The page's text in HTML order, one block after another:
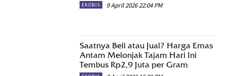
EKOBIS 9 April 2026 22:04 PM
Saatnya Beli atau Jual? Harga Emas
Antam Melonjak Tajam Hari Ini
Tembus Rp2,9 Juta per Gram